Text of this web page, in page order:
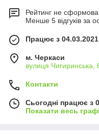
Рейтинг не
Менше 5 відгуків за
Працює з 04.03.2021
м. Черкаси
вулиця Чигиринська,
Контакти
Сьогодні працює з
Показати весь